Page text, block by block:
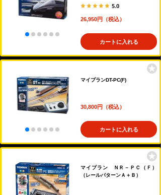
5.0
26,950円（税込）
カートに入れる
マイプランDT-PC(F)
30,800円（税込）
カートに入れる
マイプラン ＮＲ－ＰＣ（Ｆ）
（レールパターンＡ＋Ｂ）